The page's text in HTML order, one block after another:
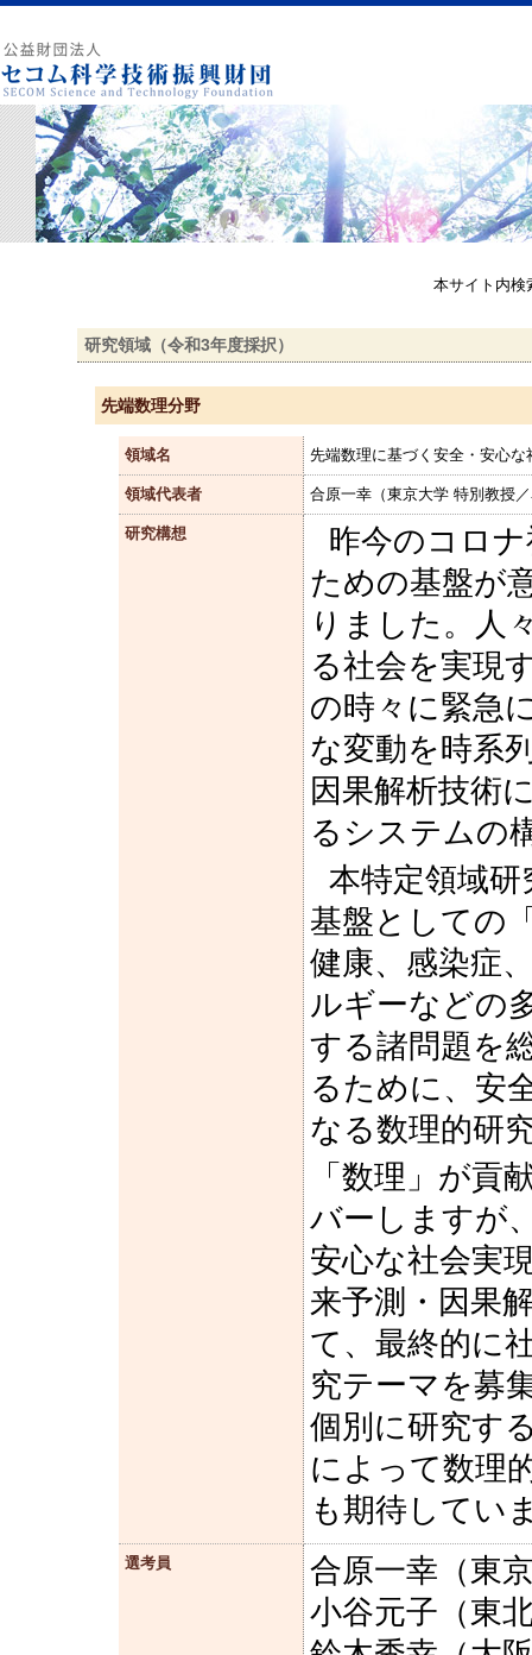
本サイト内
研究領域（令和3年度採択）
先端数理分野
領域名 先端数理に基づく安全・安心
領域代表者 合原一幸（東京大学 特別教授
研究構想
昨今のコロ
ための基盤が
りました。人
る社会を実現
の時々に緊急
な変動を時系
因果解析技術
るシステムの
本特定領域
基盤としての
健康、感染症
ルギーなどの
する諸問題を
るために、安
なる数理的研
「数理」が貢
バーしますが
安心な社会実
来予測・因果
て、最終的に
究テーマを募
個別に研究す
によって数理
も期待してい
選考員
合原一幸（東
小谷元子（東